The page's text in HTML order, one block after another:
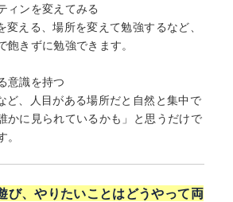
ィンを変えてみる
える、場所を変えて勉強するなど、
飽きずに勉強できます。
意識を持つ
、人目がある場所だと自然と集中で
かに見られているかも」と思うだけで
び、やりたいことはどうやって両